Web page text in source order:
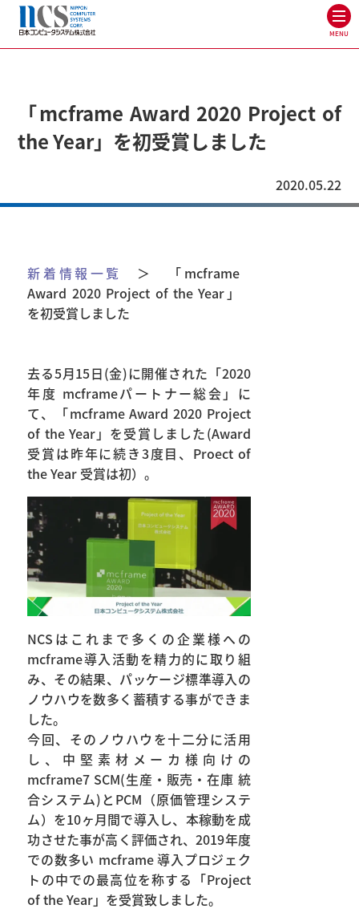
MENU
「mcframe Award 2020 Project of
the Year」を初受賞しました
2020.05.22
新着情報一覧
＞ 「mcframe
Award 2020 Project of the Year」
を初受賞しました
去る5月15日(金)に開催された「2020
年度 mcframeパートナー総会」に
て、「mcframe Award 2020 Project
of the Year」を受賞しました(Award
受賞は昨年に続き3度目、Proect of
the Year 受賞は初）。
NCSはこれまで多くの企業様への
mcframe導入活動を精力的に取り組
み、その結果、パッケージ標準導入の
ノウハウを数多く蓄積する事ができま
した。
今回、そのノウハウを十二分に活用
し、中堅素材メーカ様向けの
mcframe7 SCM(生産・販売・在庫 統
合システム)とPCM（原価管理システ
ム）を10ヶ月間で導入し、本稼動を成
功させた事が高く評価され、2019年度
での数多い mcframe 導入プロジェク
トの中での最高位を称する「Project
of the Year」を受賞致しました。